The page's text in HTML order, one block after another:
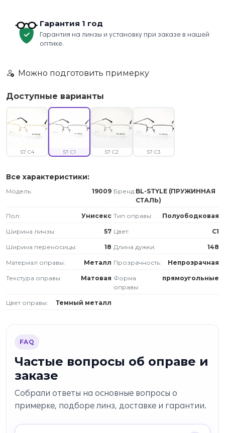
Гарантия 1 год
Гарантия на линзы и установку при заказе в нашей
оптике.
Можно подготовить примерку
Доступные варианты
57 C4 57 C1 57 C2 57 C3
Все характеристики:
Модель: 19009 Бренд:BL-STYLE (ПРУЖИННАЯ
СТАЛЬ)
Пол: Унисекс Тип оправы: Полуободковая
Ширина линзы: 57 Цвет: C1
Ширина переносицы: 18 Длина дужки: 148
Материал оправы: Металл Прозрачность: Непрозрачная
Текстура оправы: Матовая Форма
оправы:
прямоугольные
Цвет оправы: Темный металл
FAQ
Частые вопросы об оправе и
заказе
Собрали ответы на основные вопросы о
примерке, подборе линз, доставке и гарантии.